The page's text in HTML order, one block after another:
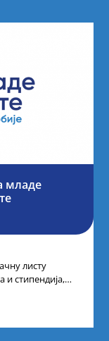
младе
листу
и стипендија,